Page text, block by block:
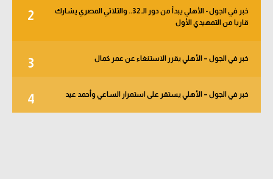
2
خبر في الجول - الأهلي يبدأ من دور الـ 32.. والثلاثي المصري يشارك
قاريا من التمهيدي الأول
3 خبر في الجول – الأهلي يقرر الاستنغاء عن عمر كمال
4 خبر في الجول – الأهلي يستقر على استمرار الساعي وأحمد عيد